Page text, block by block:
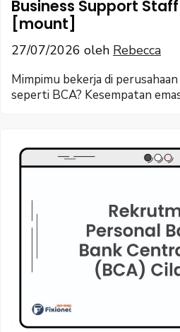
Business Support
[mount]
27/07/2026 oleh Rebecca
Mimpimu bekerja di
seperti BCA? Kesempatan